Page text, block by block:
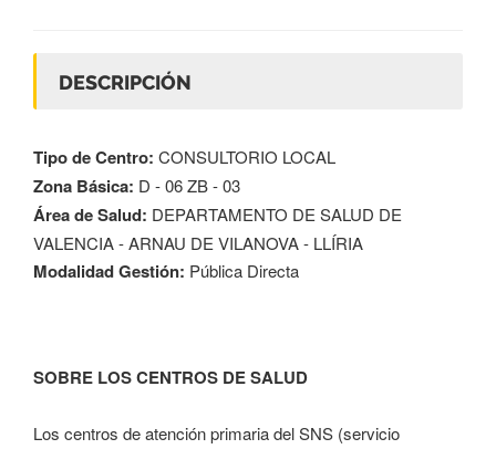
DESCRIPCIÓN
Tipo de Centro: CONSULTORIO LOCAL
Zona Básica: D - 06 ZB - 03
Área de Salud: DEPARTAMENTO DE SALUD DE
VALENCIA - ARNAU DE VILANOVA - LLÍRIA
Modalidad Gestión: Pública Directa
SOBRE LOS CENTROS DE SALUD
Los centros de atención primaria del SNS (servicio